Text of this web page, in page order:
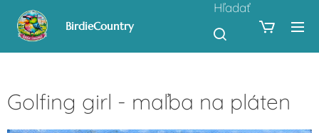
BirdieCountry
Hľadať
Golfing girl - maľba na pláten